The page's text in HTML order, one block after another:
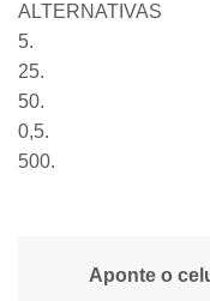
ALTERNATIVAS
5.
25.
50.
0,5.
500.
Aponte o